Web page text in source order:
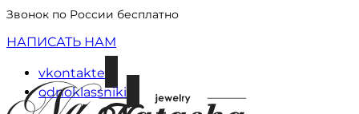
Звонок по России бесплатно
НАПИСАТЬ НАМ
vkontakte
odnoklassniki